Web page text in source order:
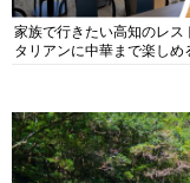
家族で行きたい高知のレス
タリアンに中華まで楽しめ